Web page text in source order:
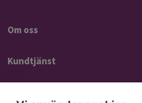
Om oss
Kundtjänst